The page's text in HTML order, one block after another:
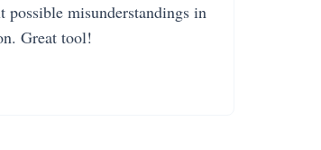
possible misunderstandings in
Great tool!